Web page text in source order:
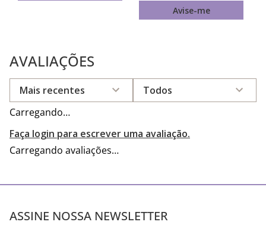
Avise-me
AVALIAÇÕES
Carregando…
Faça login para escrever uma avaliação.
Mais recentes Todos
Carregando avaliações…
ASSINE NOSSA NEWSLETTER